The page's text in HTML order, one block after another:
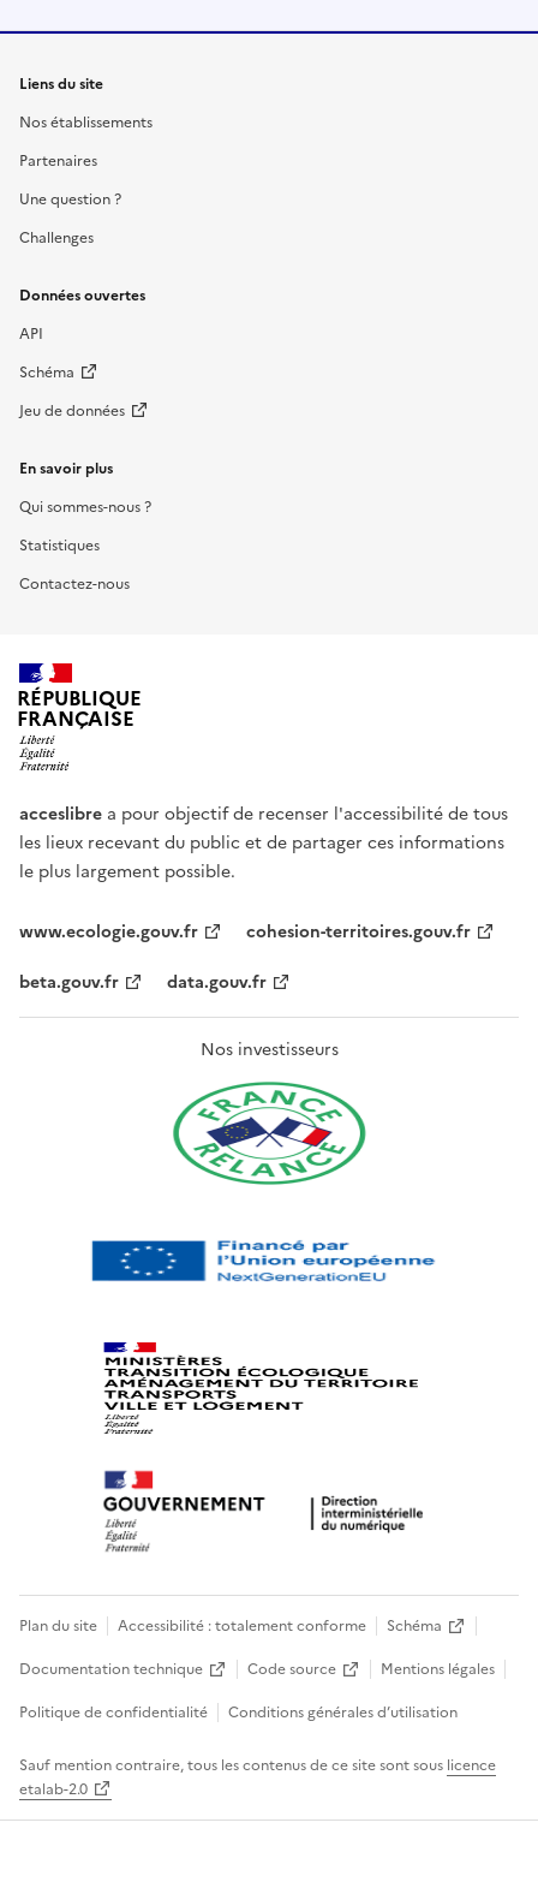
Liens du site
Nos établissements
Partenaires
Une question ?
Challenges
Données ouvertes
API
Schéma
Jeu de données
En savoir plus
Qui sommes-nous ?
Statistiques
Contactez-nous
RÉPUBLIQUE
FRANÇAISE
acceslibre a pour objectif de recenser l'accessibilité de tous
les lieux recevant du public et de partager ces informations
le plus largement possible.
www.ecologie.gouv.fr
cohesion-territoires.gouv.fr
beta.gouv.fr
data.gouv.fr
Nos investisseurs
Plan du site Accessibilité : totalement conforme
Schéma
Documentation technique
Code source
Mentions légales
Politique de confidentialité
Conditions générales d’utilisation
Sauf mention contraire, tous les contenus de ce site sont sous licence
etalab-2.0